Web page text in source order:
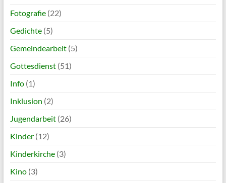
Fotografie(22)
Gedichte(5)
Gemeindearbeit(5)
Gottesdienst(51)
Info(1)
Inklusion (2)
Jugendarbeit(26)
Kinder(12)
Kinderkirche(3)
Kino(3)